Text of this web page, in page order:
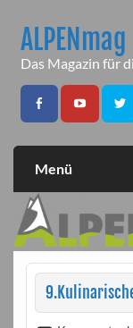
contentALPENmag
Das Magazin für
Menü